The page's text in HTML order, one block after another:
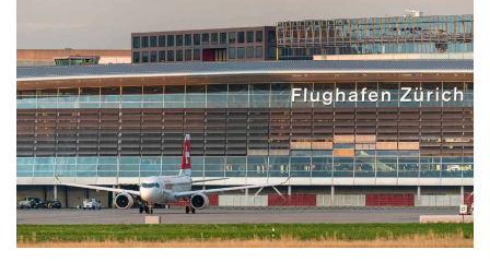
i
m
a
t
e
d
r
e
a
d
t
i
m
e